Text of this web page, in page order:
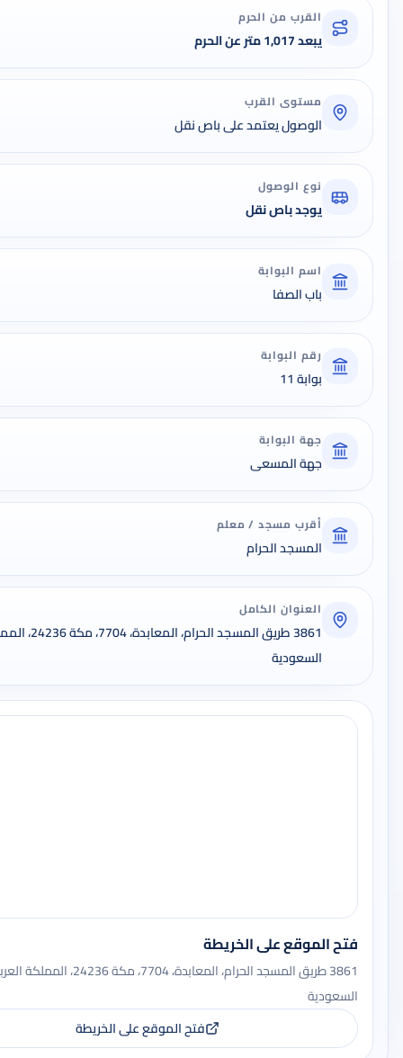
القرب من الحرم
يبعد 1,017 متر عن الحرم
مستوى القرب
الوصول يعتمد على باص نقل
نوع الوصول
يوجد باص نقل
اسم البوابة
باب الصفا
رقم البوابة
بوابة 11
جهة البوابة
جهة المسعى
أقرب مسجد / معلم
المسجد الحرام
العنوان الكامل
3861 طریق المسجد
السعودية
فتح الموقع على الخريطة
3861 طریق المسجد الحرام، المعابدة، 7704، مكة 24236،
السعودية
فتح الموقع على الخريطة